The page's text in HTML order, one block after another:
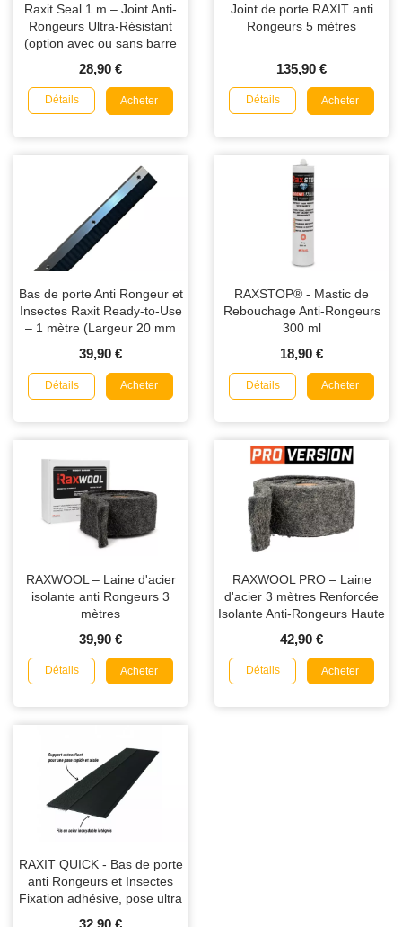
Raxit Seal 1 m – Joint Anti-
Rongeurs Ultra-Résistant
(option avec ou sans barre
28,90 €
Détails Acheter
Joint de porte RAXIT anti
Rongeurs 5 mètres
135,90 €
Détails Acheter
Bas de porte Anti Rongeur et
Insectes Raxit Ready-to-Use
– 1 mètre (Largeur 20 mm
ou 40 mm)
39,90 €
Détails Acheter
RAXSTOP® - Mastic de
Rebouchage Anti-Rongeurs
300 ml
18,90 €
Détails Acheter
RAXWOOL – Laine d'acier
isolante anti Rongeurs 3
mètres
39,90 €
Détails Acheter
RAXWOOL PRO – Laine
d'acier 3 mètres Renforcée
Isolante Anti-Rongeurs Haute
42,90 €
Détails Acheter
RAXIT QUICK - Bas de porte
anti Rongeurs et Insectes
Fixation adhésive, pose ultra
32,90 €